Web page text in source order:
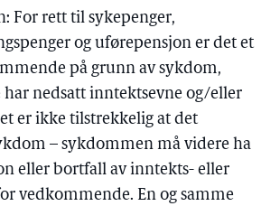
For rett til sykepenger,
og uførepensjon er det et
på grunn av sykdom,
har nedsatt inntektsevne og/eller
er ikke tilstrekkelig at det
– sykdommen må videre ha
eller bortfall av inntekts- eller
vedkommende. En og samme